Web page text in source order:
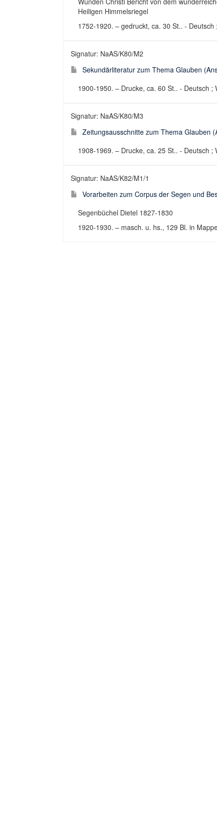
Heiligen Himmelsriegel
1752-1920. – gedruckt, ca. 30 St.. -
Signatur: NaAS/K80/M2
Sekundärliteratur zum Thema Glauben
1900-1950. – Drucke, ca. 60 St.. - Deutsch
Signatur: NaAS/K80/M3
Zeitungsausschnitte zum Thema Glauben
1908-1969. – Drucke, ca. 25 St.. - Deutsch
Signatur: NaAS/K82/M1/1
Vorarbeiten zum Corpus der Segen und
Segenbüchel Dietel 1827-1830
1920-1930. – masch. u. hs., 129 Bl. in